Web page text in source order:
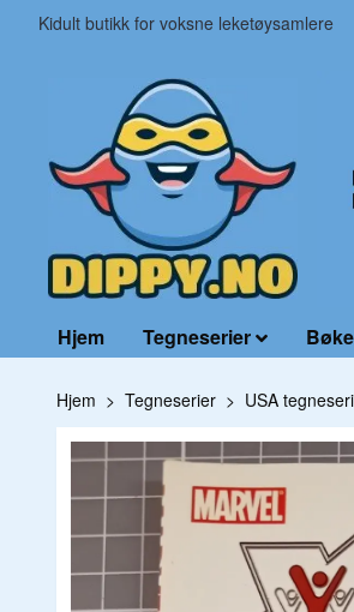
Kidult butikk for voksne leketøysamlere
Hjem Tegneserier
Hjem Tegneserier USA